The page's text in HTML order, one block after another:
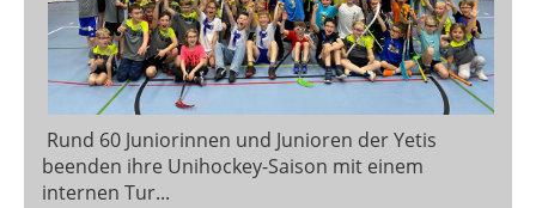
Rund 60 Juniorinnen und Junioren der Yetis
beenden ihre Unihockey-Saison mit einem
internen Tur...